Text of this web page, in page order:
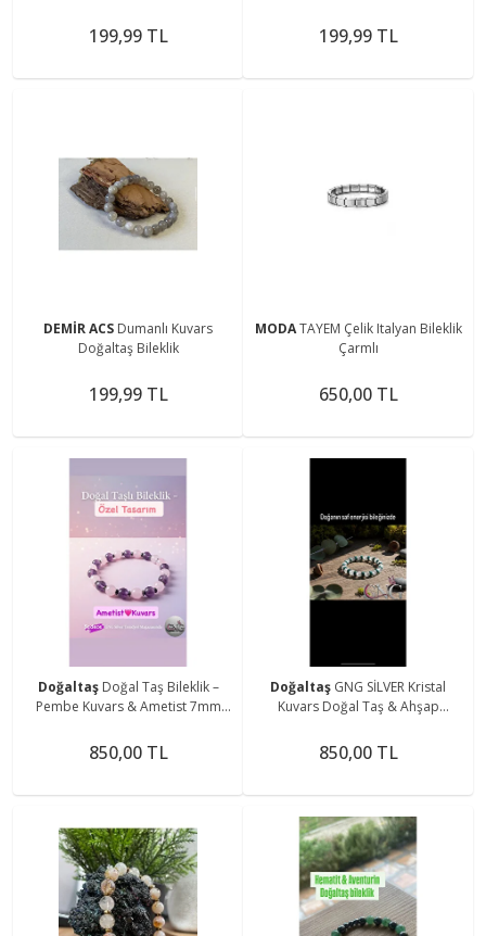
199,99 TL 199,99 TL
DEMİR ACS Dumanlı Kuvars
Doğaltaş Bileklik
199,99 TL
MODATAYEM Çelik Italyan Bileklik
Çarmlı
650,00 TL
Doğaltaş Doğal Taş Bileklik –
Pembe Kuvars & Ametist 7mm
850,00 TL
Doğaltaş GNG SİLVER Kristal
Kuvars Doğal Taş & Ahşap
Boho Tarz
850,00 TL